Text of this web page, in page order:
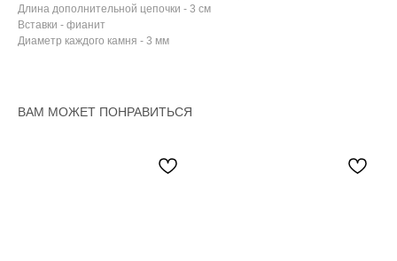
Длина дополнительной цепочки - 3 см
Вставки - фианит
Диаметр каждого камня - 3 мм
ВАМ МОЖЕТ ПОНРАВИТЬСЯ